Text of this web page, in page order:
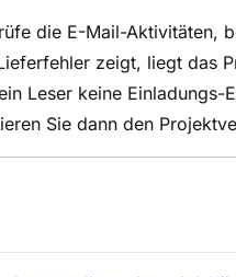
die E-Mail-Aktivitäten,
zeigt, liegt das
Leser keine
Sie dann den